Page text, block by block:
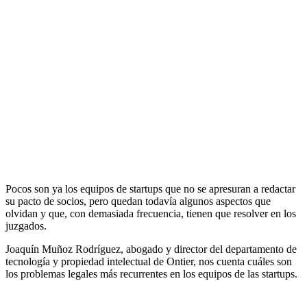
Pocos son ya los equipos de startups que no se apresuran a redactar
su pacto de socios, pero quedan todavía algunos aspectos que
olvidan y que, con demasiada frecuencia, tienen que resolver en los
juzgados.
Joaquín Muñoz Rodríguez, abogado y director del departamento de
tecnología y propiedad intelectual de Ontier, nos cuenta cuáles son
los problemas legales más recurrentes en los equipos de las startups.